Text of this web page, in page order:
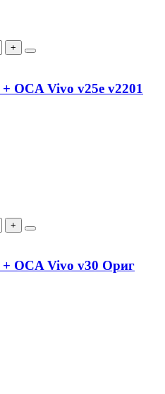
+
OCA Vivo v25e v2201
+
+ OCA Vivo v30 Ориг